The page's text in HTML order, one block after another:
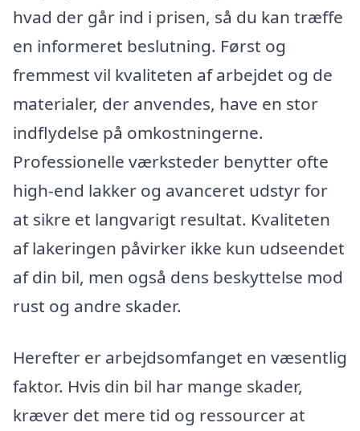
hvad der går ind i prisen, så du kan træffe
en informeret beslutning. Først og
fremmest vil kvaliteten af arbejdet og de
materialer, der anvendes, have en stor
indflydelse på omkostningerne.
Professionelle værksteder benytter ofte
high-end lakker og avanceret udstyr for
at sikre et langvarigt resultat. Kvaliteten
af lakeringen påvirker ikke kun udseendet
af din bil, men også dens beskyttelse mod
rust og andre skader.
Herefter er arbejdsomfanget en væsentlig
faktor. Hvis din bil har mange skader,
kræver det mere tid og ressourcer at